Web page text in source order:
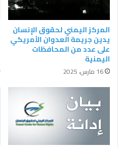
المركز اليمني لحقوق الإنسان
يدين جريمة العدوان الأمريكي
على عدد من المحافظات
اليمنية
16 مارس، 2025